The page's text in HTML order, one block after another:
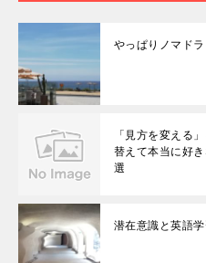
やっぱりノマドラ
「見方を変える
替えて本当に好
選
潜在意識と英語